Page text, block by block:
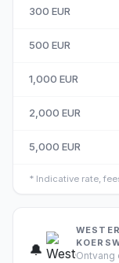
300 EUR
500 EUR
1,000 EUR
2,000 EUR
5,000 EUR
* Indicative rate,
🔔
Ontvang